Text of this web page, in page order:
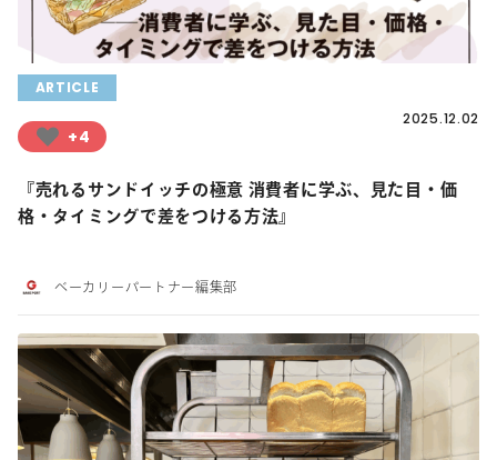
ARTICLE
+4
2025.12.02
『売れるサンドイッチの極意 消費者に学ぶ、見た目・価
格・タイミングで差をつける方法』
ベーカリーパートナー編集部